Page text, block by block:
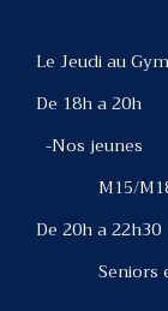
Le Jeudi au
De 18h a 20h
-Nos jeunes
M15/
De 20h a 22h30
Seniors et